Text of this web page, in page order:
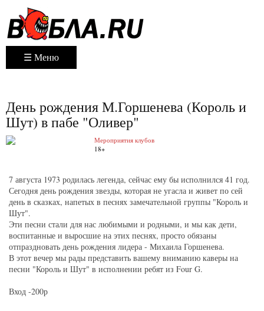
☰ Меню
День рождения М.Горшенева (Король и
Шут) в пабе "Оливер"
Мероприятия клубов
18+
7 августа 1973 родилась легенда, сейчас ему бы исполнился 41 год.
Сегодня день рождения звезды, которая не угасла и живет по сей
день в сказках, напетых в песнях замечательной группы "Король и
Шут".
Эти песни стали для нас любимыми и родными, и мы как дети,
воспитанные и выросшие на этих песнях, просто обязаны
отпраздновать день рождения лидера - Михаила Горшенева.
В этот вечер мы рады представить вашему вниманию каверы на
песни "Король и Шут" в исполнении ребят из Four G.
Вход -200р